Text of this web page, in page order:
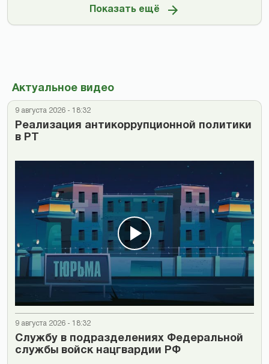
Показать ещё
Актуальное видео
9 августа 2026 - 18:32
Реализация антикоррупционной политики
в РТ
9 августа 2026 - 18:32
Cлужбу в подразделениях Федеральной
службы войск нацгвардии РФ